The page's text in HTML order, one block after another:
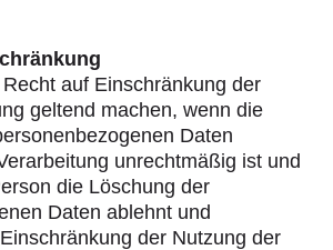
auf Einschränkung der
geltend machen, wenn die
Daten
unrechtmäßig ist und
die Löschung der
Daten ablehnt und
der Nutzung der